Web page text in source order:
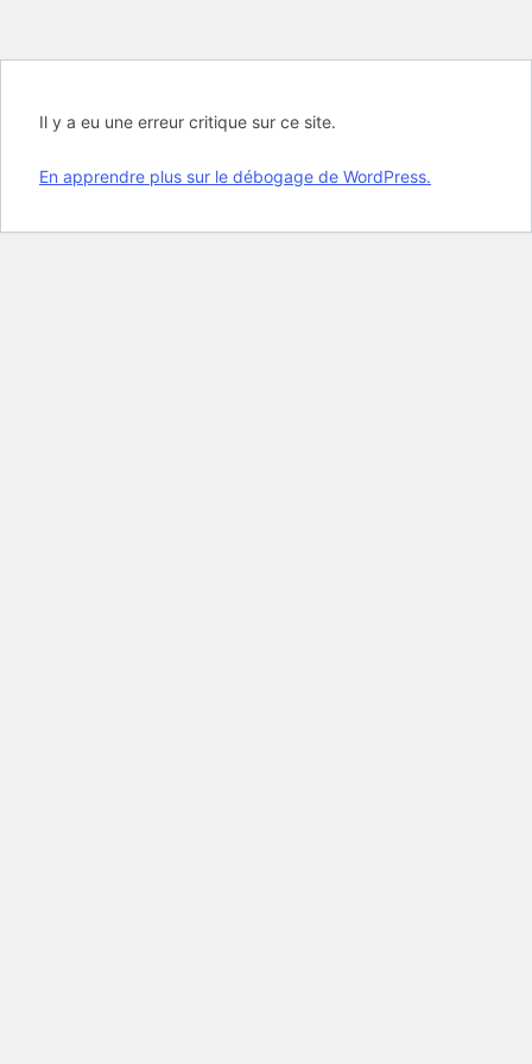
Il y a eu une erreur critique sur ce site.
En apprendre plus sur le débogage de WordPress.